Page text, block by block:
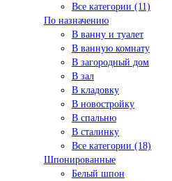
Все категории (11)
По назначению
В ванну и туалет
В ванную комнату
В загородный дом
В зал
В кладовку
В новостройку
В спальню
В сталинку
Все категории (18)
Шпонированные
Белый шпон